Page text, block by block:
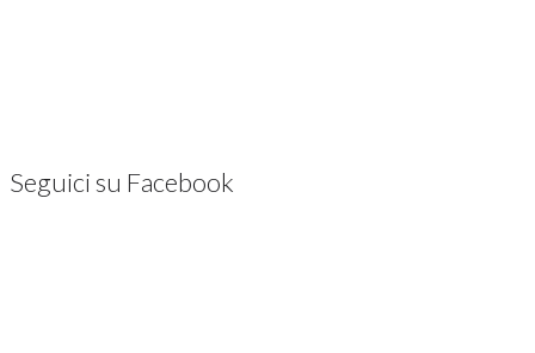
Seguici su Facebook